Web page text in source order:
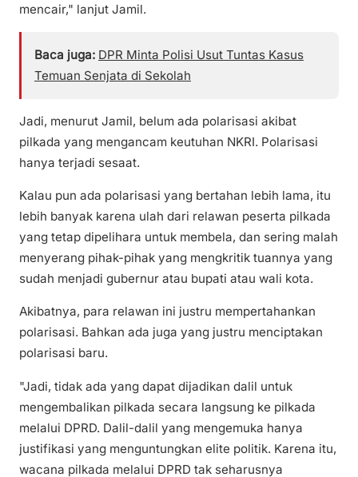
mencair," lanjut Jamil.
Baca juga: DPR Minta Polisi Usut Tuntas Kasus
Temuan Senjata di Sekolah
Jadi, menurut Jamil, belum ada polarisasi akibat
pilkada yang mengancam keutuhan NKRI. Polarisasi
hanya terjadi sesaat.
Kalau pun ada polarisasi yang bertahan lebih lama, itu
lebih banyak karena ulah dari relawan peserta pilkada
yang tetap dipelihara untuk membela, dan sering malah
menyerang pihak-pihak yang mengkritik tuannya yang
sudah menjadi gubernur atau bupati atau wali kota.
Akibatnya, para relawan ini justru mempertahankan
polarisasi. Bahkan ada juga yang justru menciptakan
polarisasi baru.
"Jadi, tidak ada yang dapat dijadikan dalil untuk
mengembalikan pilkada secara langsung ke pilkada
melalui DPRD. Dalil-dalil yang mengemuka hanya
justifikasi yang menguntungkan elite politik. Karena itu,
wacana pilkada melalui DPRD tak seharusnya